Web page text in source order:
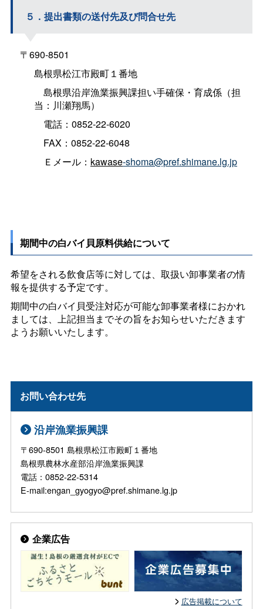
５．提出書類の送付先及び問合せ先
〒690-8501
島根県松江市殿町１番地
島根県沿岸漁業振興課担い手確保・育成係（担
当：川瀬翔馬）
電話：0852-22-6020
FAX：0852-22-6048
Ｅメール： kawase-shoma@pref.shimane.lg.jp
期間中の白バイ貝原料供給について
希望をされる飲食店等に対しては、取扱い卸事業者の情
報を提供する予定です。
期間中の白バイ貝受注対応が可能な卸事業者様におかれ
ましては、上記担当までその旨をお知らせいただきます
ようお願いいたします。
お問い合わせ先
沿岸漁業振興課
〒690-8501 島根県松江市殿町１番地
島根県農林水産部沿岸漁業振興課
電話：0852-22-5314
E-mail:engan_gyogyo@pref.shimane.lg.jp
企業広告
広告掲載について